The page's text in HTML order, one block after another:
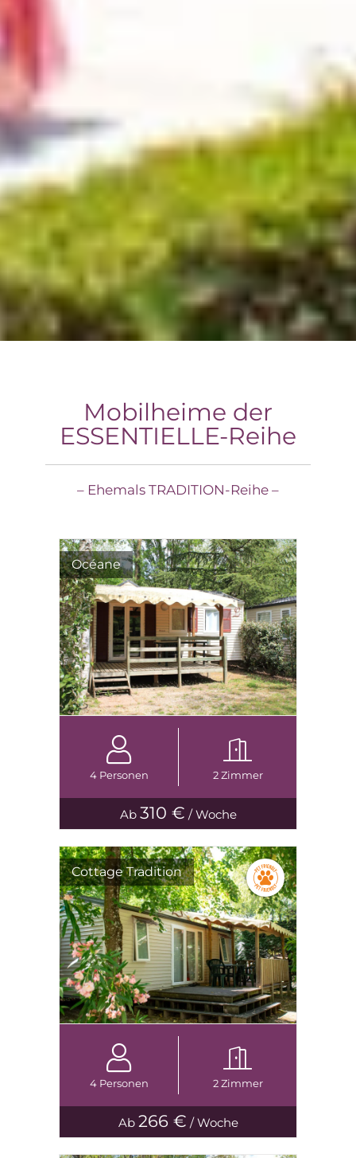
Mobilheime der
ESSENTIELLE-Reihe
– Ehemals TRADITION-Reihe –
Océane
4 Personen 2 Zimmer
Ab 310 € / Woche
Cottage Tradition
4 Personen 2 Zimmer
Ab 266 € / Woche